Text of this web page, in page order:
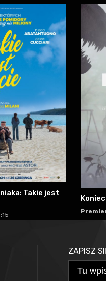
Takie jest
ZAPISZ